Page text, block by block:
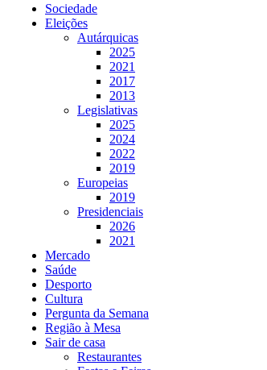
Sociedade
Eleições
Autárquicas
2025
2021
2017
2013
Legislativas
2025
2024
2022
2019
Europeias
2019
Presidenciais
2026
2021
Mercado
Saúde
Desporto
Cultura
Pergunta da Semana
Região à Mesa
Sair de casa
Restaurantes